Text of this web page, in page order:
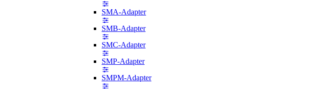
SMA-Adapter
SMB-Adapter
SMC-Adapter
SMP-Adapter
SMPM-Adapter